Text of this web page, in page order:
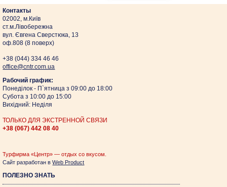
Контакты
02002, м.Київ
ст.м.Лівобережна
вул. Євгена Сверстюка, 13
оф.808 (8 поверх)
+38 (044)334 46 46
оffice@cntr.com.ua
Рабочий график:
Понеділок - П`ятница з 09:00 до 18:00
Субота з 10:00 до 15:00
Вихідний: Неділя
ТОЛЬКО ДЛЯ ЭКСТРЕННОЙ СВЯЗИ
+38 (067)442 08 40
Турфирма «Центр» — отдых со вкусом.
Сайт разработан вWeb Product
ПОЛЕЗНО ЗНАТЬ